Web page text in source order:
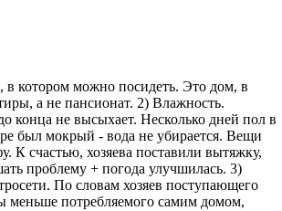
в котором можно посидеть. Это дом, в
а не пансионат. 2) Влажность.
конца не высыхает. Несколько дней пол в
был мокрый - вода не убирается. Вещи
К счастью, хозяева поставили вытяжку,
проблему + погода улучшилась. 3)
По словам хозяев поступающего
меньше потребляемого самим домом,